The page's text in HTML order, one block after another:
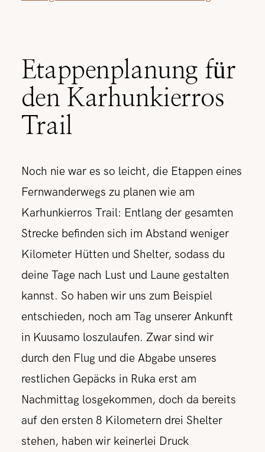
Etappenplanung für
den Karhunkierros
Trail
Noch nie war es so leicht, die Etappen eines
Fernwanderwegs zu planen wie am
Karhunkierros Trail: Entlang der gesamten
Strecke befinden sich im Abstand weniger
Kilometer Hütten und Shelter, sodass du
deine Tage nach Lust und Laune gestalten
kannst. So haben wir uns zum Beispiel
entschieden, noch am Tag unserer Ankunft
in Kuusamo loszulaufen. Zwar sind wir
durch den Flug und die Abgabe unseres
restlichen Gepäcks in Ruka erst am
Nachmittag losgekommen, doch da bereits
auf den ersten 8 Kilometern drei Shelter
stehen, haben wir keinerlei Druck